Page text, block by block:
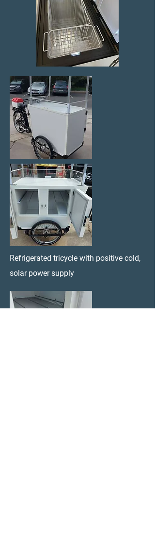
Refrigerated tricycle with positive cold,
solar power supply